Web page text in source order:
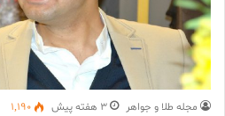
مجله طلا و جواهر 3 هفته پیش 1,190